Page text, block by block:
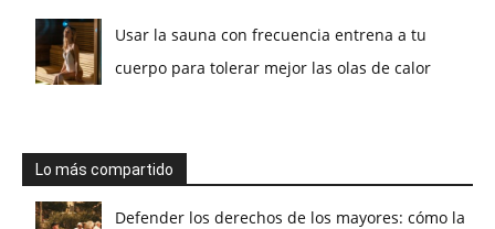
Usar la sauna con frecuencia entrena a tu
cuerpo para tolerar mejor las olas de calor
Lo más compartido
Defender los derechos de los mayores: cómo la